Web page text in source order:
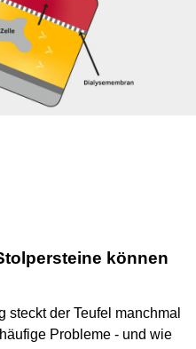
können
steckt der Teufel manchmal
Probleme - und wie